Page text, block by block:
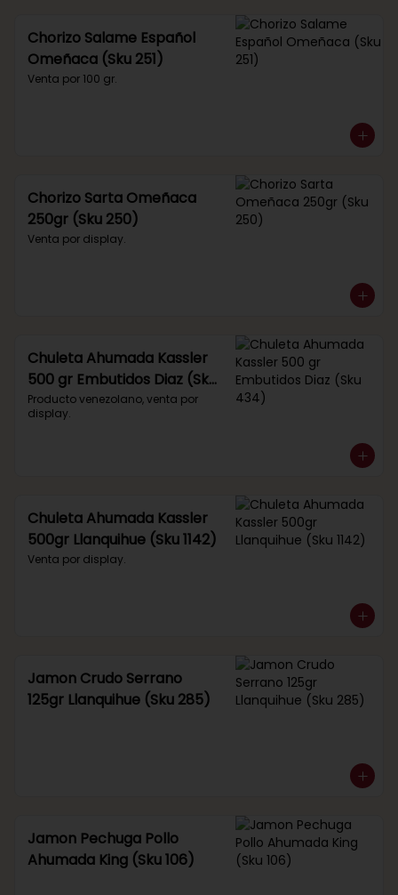
Chorizo Salame Español
Omeñaca (Sku 251)
Venta por 100 gr.
Chorizo Sarta Omeñaca
250gr (Sku 250)
Venta por display.
Chuleta Ahumada Kassler
500 gr Embutidos Diaz (Sku
434)
Producto venezolano, venta por
display.
Chuleta Ahumada Kassler
500gr Llanquihue (Sku 1142)
Venta por display.
Jamon Crudo Serrano
125gr Llanquihue (Sku 285)
Jamon Pechuga Pollo
Ahumada King (Sku 106)